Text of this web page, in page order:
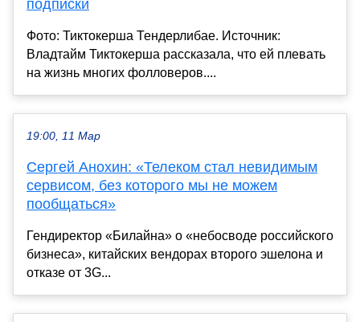
подписки
Фото: Тиктокерша Тендерлибае. Источник:
Владтайм Тиктокерша рассказала, что ей плевать
на жизнь многих фолловеров....
19:00, 11 Мар
Сергей Анохин: «Телеком стал невидимым
сервисом, без которого мы не можем
пообщаться»
Гендиректор «Билайна» о «небосводе российского
бизнеса», китайских вендорах второго эшелона и
отказе от 3G...